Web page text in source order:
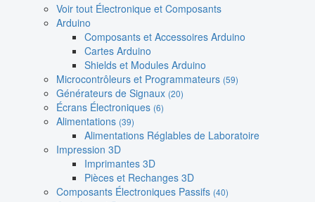
Voir tout Électronique et Composants
Arduino
Composants et Accessoires Arduino
Cartes Arduino
Shields et Modules Arduino
Microcontrôleurs et Programmateurs (59)
Générateurs de Signaux (20)
Écrans Électroniques (6)
Alimentations (39)
Alimentations Réglables de Laboratoire
Impression 3D
Imprimantes 3D
Pièces et Rechanges 3D
Composants Électroniques Passifs (40)